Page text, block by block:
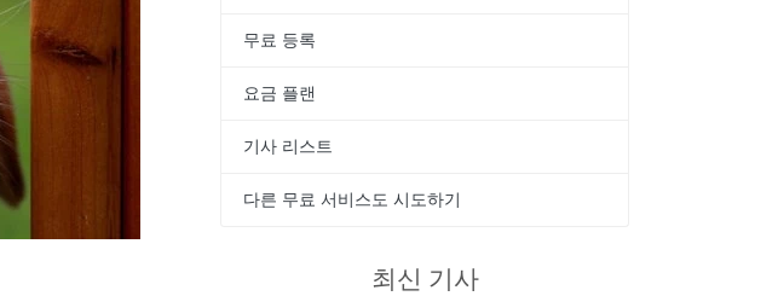
무료 등록
요금 플랜
기사 리스트
다른 무료 서비스도 시도하기
최신 기사